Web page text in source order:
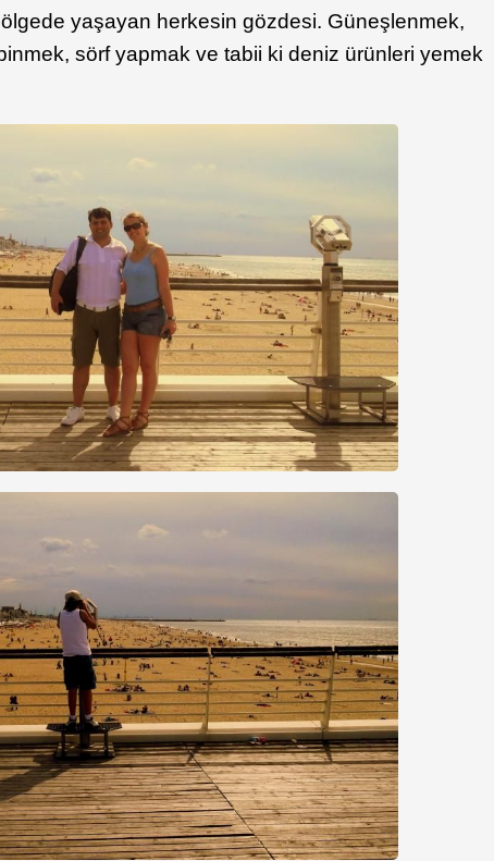
yaşayan herkesin gözdesi. Güneşlenmek,
sörf yapmak ve tabii ki deniz ürünleri yemek